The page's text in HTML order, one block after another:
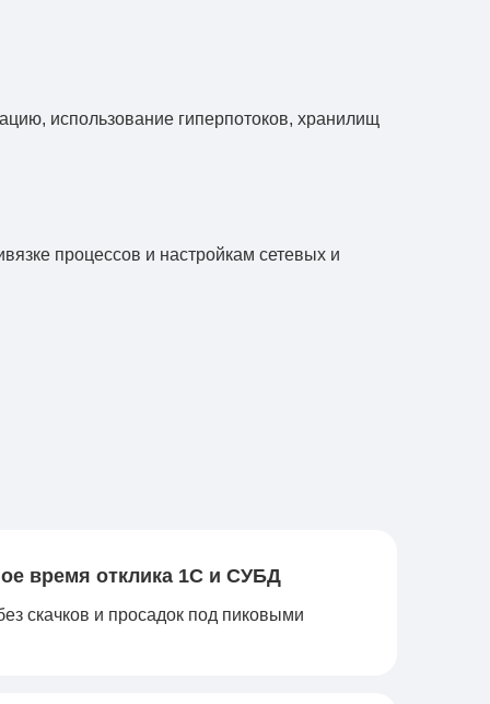
использование гиперпотоков, хранилищ
процессов и настройкам сетевых и
время отклика 1С и СУБД
скачков и просадок под пиковыми